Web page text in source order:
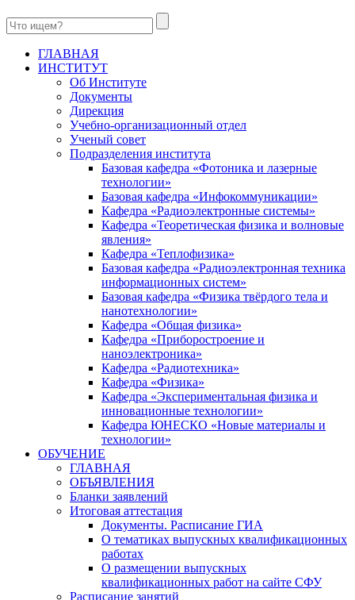
ГЛАВНАЯ
ИНСТИТУТ
Об Институте
Документы
Дирекция
Учебно-организационный отдел
Ученый совет
Подразделения института
Базовая кафедра «Фотоника и лазерные
технологии»
Базовая кафедра «Инфокоммуникации»
Кафедра «Радиоэлектронные системы»
Кафедра «Теоретическая физика и волновые
явления»
Кафедра «Теплофизика»
Базовая кафедра «Радиоэлектронная техника
информационных систем»
Базовая кафедра «Физика твёрдого тела и
нанотехнологии»
Кафедра «Общая физика»
Кафедра «Приборостроение и
наноэлектроника»
Кафедра «Радиотехника»
Кафедра «Физика»
Кафедра «Экспериментальная физика и
инновационные технологии»
Кафедра ЮНЕСКО «Новые материалы и
технологии»
ОБУЧЕНИЕ
ГЛАВНАЯ
ОБЪЯВЛЕНИЯ
Бланки заявлений
Итоговая аттестация
Документы. Расписание ГИА
О тематиках выпускных квалификационных
работах
О размещении выпускных
квалификационных работ на сайте СФУ
Расписание занятий